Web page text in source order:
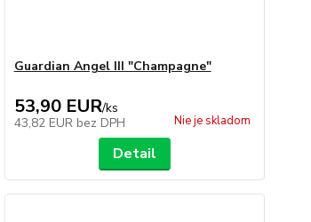
Guardian Angel III "Champagne"
53,90 EUR/ks
43,82 EUR bez DPH Nie je skladom
Detail